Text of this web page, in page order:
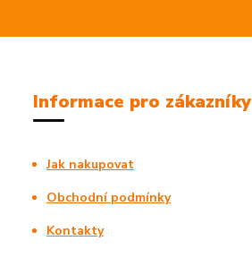
Informace pro zákazníky
Jak nakupovat
Obchodní podmínky
Kontakty